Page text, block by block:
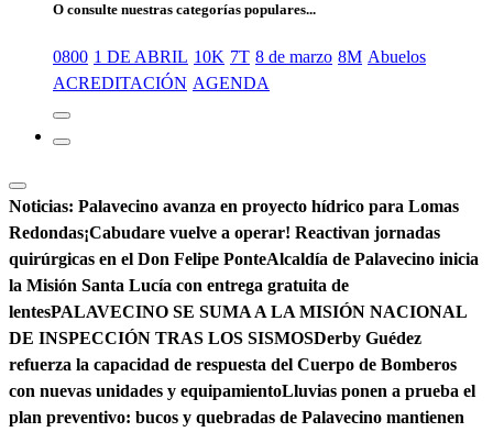
O consulte nuestras categorías populares...
0800 1 DE ABRIL 10K 7T 8 de marzo 8M Abuelos
ACREDITACIÓN AGENDA
Noticias: Palavecino avanza en proyecto hídrico para Lomas
Redondas¡Cabudare vuelve a operar! Reactivan jornadas
quirúrgicas en el Don Felipe PonteAlcaldía de Palavecino inicia
la Misión Santa Lucía con entrega gratuita de
lentesPALAVECINO SE SUMA A LA MISIÓN NACIONAL
DE INSPECCIÓN TRAS LOS SISMOSDerby Guédez
refuerza la capacidad de respuesta del Cuerpo de Bomberos
con nuevas unidades y equipamientoLluvias ponen a prueba el
plan preventivo: bucos y quebradas de Palavecino mantienen